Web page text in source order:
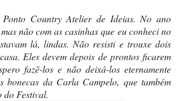
Country Atelier de Ideias. No ano
não com as casinhas que eu conheci no
lá, lindas. Não resisti e trouxe dois
Eles devem depois de prontos ficarem
fazê-los e não deixá-los eternamente
bonecas da Carla Campelo, que também
do Festival.